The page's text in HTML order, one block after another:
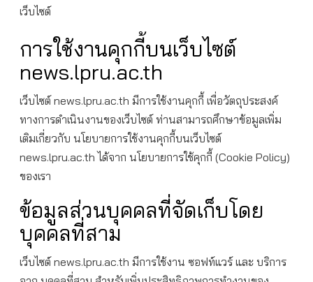
เว็บไซต์
การใช้งานคุกกี้บนเว็บไซต์
news.lpru.ac.th
เว็บไซต์ news.lpru.ac.th มีการใช้งานคุกกี้ เพื่อวัตถุประสงค์
ทางการดำเนินงานของเว็บไซต์ ท่านสามารถศึกษาข้อมูลเพิ่ม
เติมเกี่ยวกับ นโยบายการใช้งานคุกกี้บนเว็บไซต์
news.lpru.ac.th ได้จาก นโยบายการใช้คุกกี้ (Cookie Policy)
ของเรา
ข้อมูลส่วนบุคคลที่จัดเก็บโดย
บุคคลที่สาม
เว็บไซต์ news.lpru.ac.th มีการใช้งาน ซอฟท์แวร์ และ บริการ